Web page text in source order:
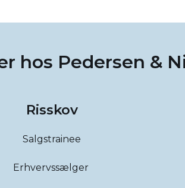
hos Pedersen &
Risskov
Salgstrainee
Erhvervssælger